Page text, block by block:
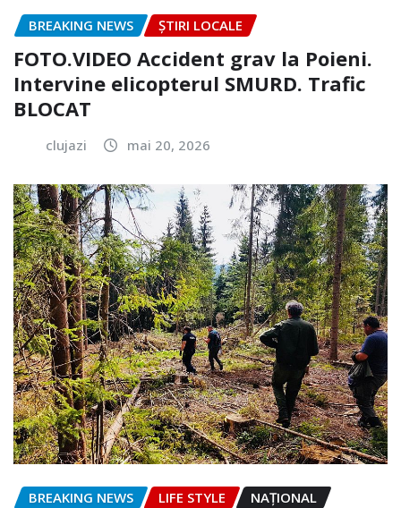
BREAKING NEWS ȘTIRI LOCALE
FOTO.VIDEO Accident grav la Poieni.
Intervine elicopterul SMURD. Trafic
BLOCAT
clujazi mai 20, 2026
BREAKING NEWS LIFE STYLE NAŢIONAL